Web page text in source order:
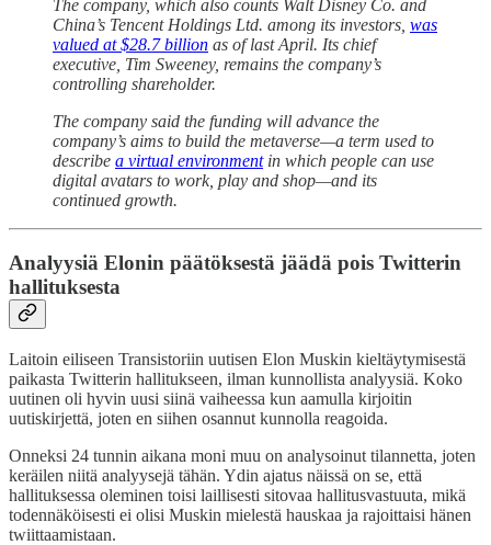
The company, which also counts Walt Disney Co. and
China’s Tencent Holdings Ltd. among its investors, was
valued at $28.7 billion as of last April. Its chief
executive, Tim Sweeney, remains the company’s
controlling shareholder.
The company said the funding will advance the
company’s aims to build the metaverse—a term used to
describe a virtual environmentin which people can use
digital avatars to work, play and shop—and its
continued growth.
Analyysiä Elonin päätöksestä jäädä pois Twitterin
hallituksesta
Laitoin eiliseen Transistoriin uutisen Elon Muskin kieltäytymisestä
paikasta Twitterin hallitukseen, ilman kunnollista analyysiä. Koko
uutinen oli hyvin uusi siinä vaiheessa kun aamulla kirjoitin
uutiskirjettä, joten en siihen osannut kunnolla reagoida.
Onneksi 24 tunnin aikana moni muu on analysoinut tilannetta, joten
keräilen niitä analyysejä tähän. Ydin ajatus näissä on se, että
hallituksessa oleminen toisi laillisesti sitovaa hallitusvastuuta, mikä
todennäköisesti ei olisi Muskin mielestä hauskaa ja rajoittaisi hänen
twiittaamistaan.